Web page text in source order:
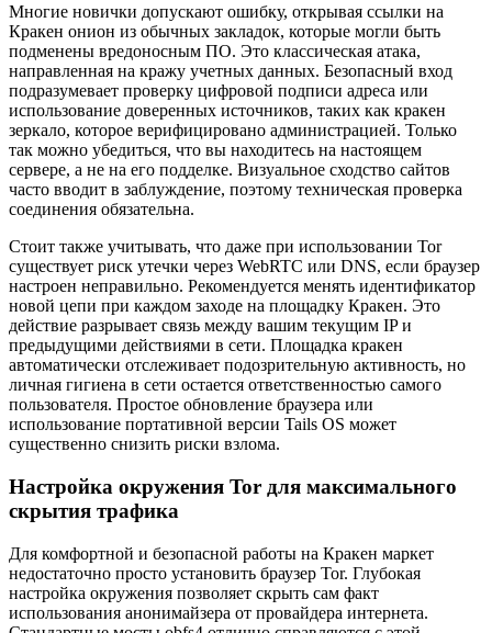
Многие новички допускают ошибку, открывая ссылки на
Кракен онион из обычных закладок, которые могли быть
подменены вредоносным ПО. Это классическая атака,
направленная на кражу учетных данных. Безопасный вход
подразумевает проверку цифровой подписи адреса или
использование доверенных источников, таких как кракен
зеркало, которое верифицировано администрацией. Только
так можно убедиться, что вы находитесь на настоящем
сервере, а не на его подделке. Визуальное сходство сайтов
часто вводит в заблуждение, поэтому техническая проверка
соединения обязательна.
Стоит также учитывать, что даже при использовании Tor
существует риск утечки через WebRTC или DNS, если браузер
настроен неправильно. Рекомендуется менять идентификатор
новой цепи при каждом заходе на площадку Кракен. Это
действие разрывает связь между вашим текущим IP и
предыдущими действиями в сети. Площадка кракен
автоматически отслеживает подозрительную активность, но
личная гигиена в сети остается ответственностью самого
пользователя. Простое обновление браузера или
использование портативной версии Tails OS может
существенно снизить риски взлома.
Настройка окружения Tor для максимального
скрытия трафика
Для комфортной и безопасной работы на Кракен маркет
недостаточно просто установить браузер Tor. Глубокая
настройка окружения позволяет скрыть сам факт
использования анонимайзера от провайдера интернета.